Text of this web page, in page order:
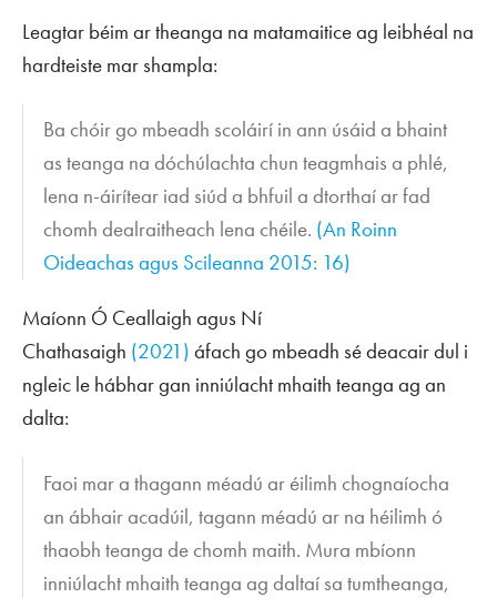
Leagtar béim ar theanga na matamaitice ag leibhéal na
hardteiste mar shampla:
Ba chóir go mbeadh scoláirí in ann úsáid a bhaint
as teanga na dóchúlachta chun teagmhais a phlé,
lena n-áirítear iad siúd a bhfuil a dtorthaí ar fad
chomh dealraitheach lena chéile. (An Roinn
Oideachas agus Scileanna 2015: 16)
Maíonn Ó Ceallaigh agus Ní
Chathasaigh (2021) áfach go mbeadh sé deacair dul i
ngleic le hábhar gan inniúlacht mhaith teanga ag an
dalta:
Faoi mar a thagann méadú ar éilimh chognaíocha
an ábhair acadúil, tagann méadú ar na héilimh ó
thaobh teanga de chomh maith. Mura mbíonn
inniúlacht mhaith teanga ag daltaí sa tumtheanga,